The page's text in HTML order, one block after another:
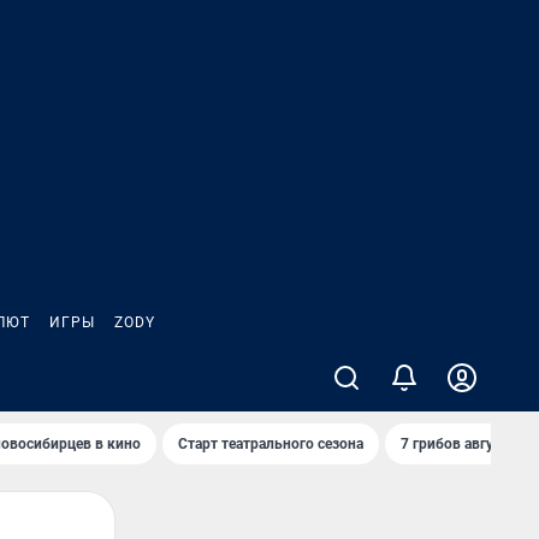
ИГРЫ ZODY
в кино Старт театрального сезона 7 грибов августа